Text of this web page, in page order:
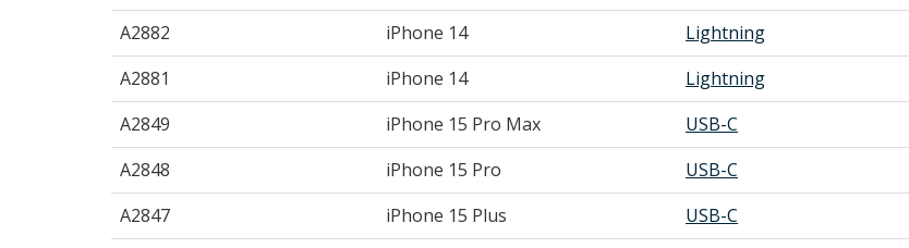
A2882
iPhone 14 Lightning
A2881
iPhone 14 Lightning
A2849
iPhone 15 Pro Max USB-C
A2848
iPhone 15 Pro USB-C
A2847
iPhone 15 Plus USB-C